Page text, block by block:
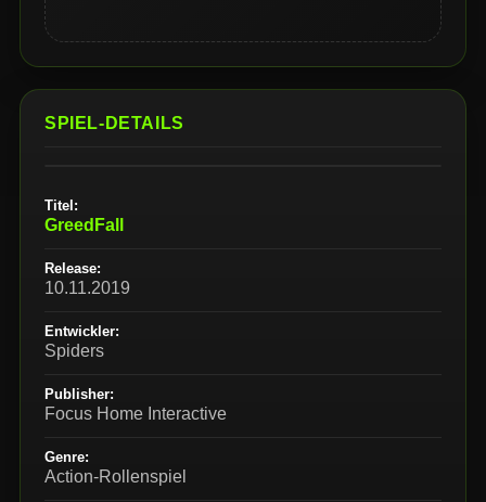
SPIEL-DETAILS
Titel:
GreedFall
Release:
10.11.2019
Entwickler:
Spiders
Publisher:
Focus Home Interactive
Genre:
Action-Rollenspiel